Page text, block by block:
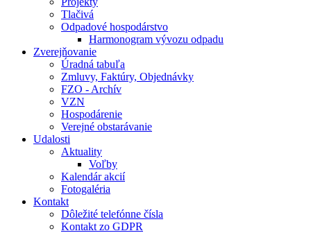
Tlačivá
Odpadové hospodárstvo
Harmonogram vývozu odpadu
Zverejňovanie
Úradná tabuľa
Zmluvy, Faktúry, Objednávky
FZO - Archív
VZN
Hospodárenie
Verejné obstarávanie
Udalosti
Aktuality
Voľby
Kalendár akcií
Fotogaléria
Kontakt
Dôležité telefónne čísla
Kontakt zo GDPR